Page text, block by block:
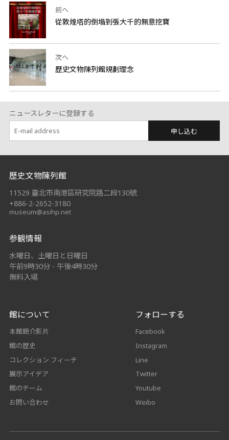
前へ
從敦煌塔的倒塌到張大千的無意挖寶
次へ
歷史文物陳列館規劃理念
ニュースレターに登録する
申し込む
:::
歷史文物陳列館
11529 臺北市南港區研究院路二段130號
+886-2-2652-3180
museum@asihp.net
参観情報
水曜日、土曜日と日曜日
午前9時30分 - 午後4時30分
無料入場
館について
本館簡介影片
館の歴史
コレクション フィーチ
展示アイデア
館のチーム
お問い合わせ
フォローする
Facebook
Instagram
Line
Twitter
Youtube
Weibo